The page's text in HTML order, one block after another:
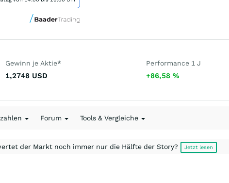
Gewinn je Aktie*
1,2748 USD
Performance 1 J
+86,58%
Forum Tools & Vergleiche
der Markt noch immer nur die Hälfte der Story? Jetzt lesen